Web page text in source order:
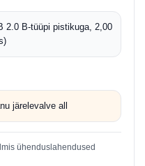
2.0 B-tüüpi pistikuga, 2,00
järelevalve all
ühenduslahendused